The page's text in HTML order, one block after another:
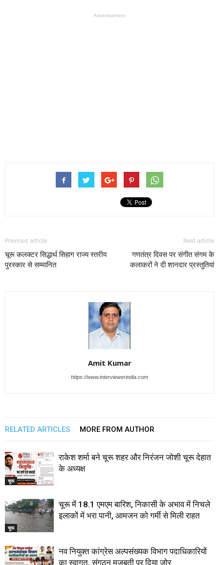
Advertisement
Previous article
चूरू कलक्टर सिद्धार्थ सिहाग राज्य स्तरीय
पुरस्कार से सम्मानित
Next article
गणतंत्र दिवस पर संगीत संगम के
कलाकरों ने दी शानदार प्रस्तुतियां
Amit Kumar
https://www.interviewerindia.com
RELATED ARTICLES MORE FROM AUTHOR
चूरू
राकेश शर्मा बने चूरू शहर और निरंजन जोशी चूरू देहात
के अध्यक्ष
चूरू
चूरू में 18.1 एमएम बारिश, निकासी के अभाव में निचले
इलाकों में भरा पानी, आमजन को गर्मी से मिली राहत
नव नियुक्त कांग्रेस अल्पसंख्यक विभाग पदाधिकारियों
का स्वागत, संगठन मजबूती पर दिया जोर